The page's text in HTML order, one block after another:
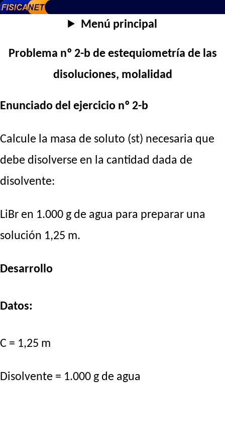
Menú principal
Problema nº 2-b de estequiometría de las
disoluciones, molalidad
Enunciado del ejercicio nº 2-b
Calcule la masa de soluto (st) necesaria que
debe disolverse en la cantidad dada de
disolvente:
LiBr en 1.000 g de agua para preparar una
solución 1,25 m.
Desarrollo
Datos:
C = 1,25 m
Disolvente = 1.000 g de agua